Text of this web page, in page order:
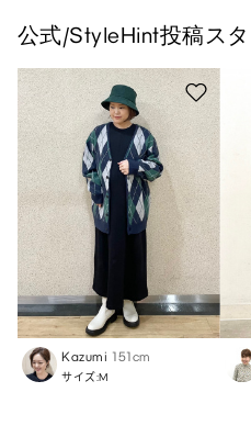
公式/StyleHint投稿ス
Kazumi 151cm
サイズ:M